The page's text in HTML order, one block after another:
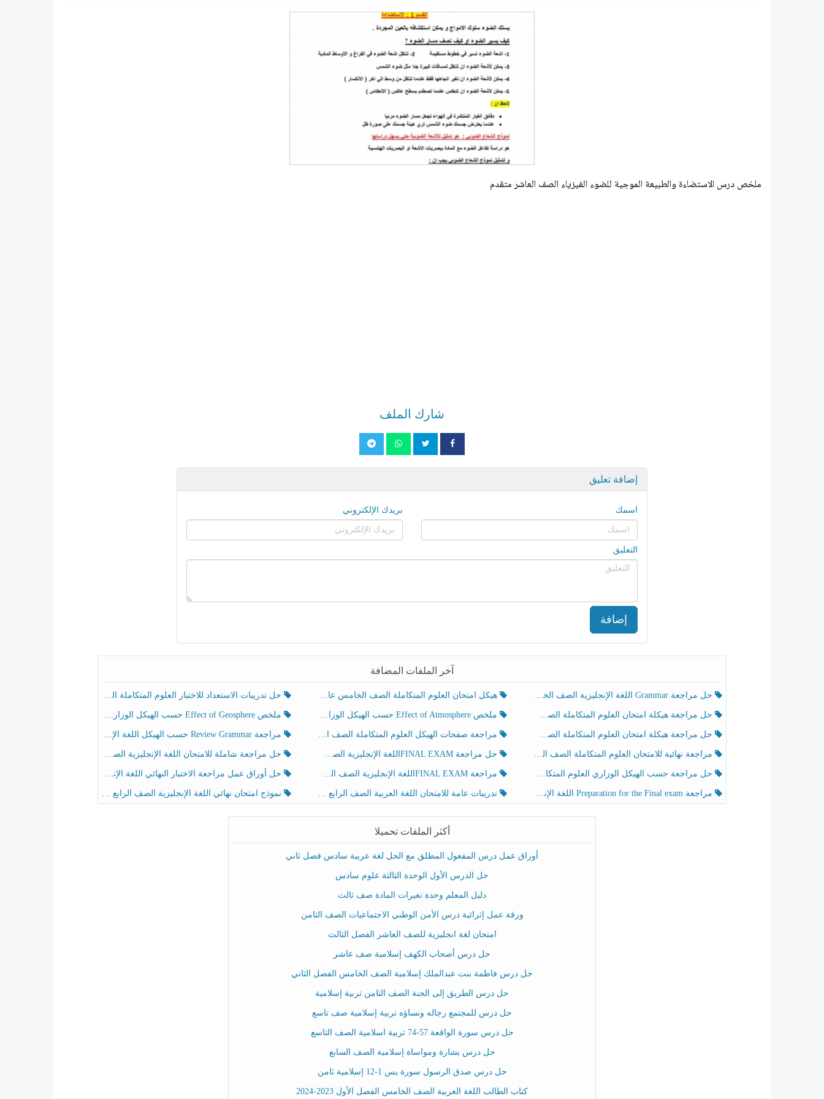
ملخص درس الاستضاءة والطبیعة الموجیة للضوء الفيزياء الصف العاشر متقدم
شارك الملف
إضافة تعليق
اسمك بريدك الإلكتروني
التعليق
إضافة
آخر الملفات المضافة
حل مراجعة Grammar اللغة الإنجليزية الصف الخامس الفصل الثالث هيكل امتحان العلوم المتكاملة الصف الخامس عام الفصل الدراسي الثالث 2025-2026 حل تدريبات الاستعداد للاختبار العلوم المتكاملة الصف الخامس عام الفصل الثالث
حل مراجعة هيكلة امتحان العلوم المتكاملة الصف الخامس انسبير الفصل الثالث ملخص Effect of Atmosphere حسب الهيكل الوزاري العلوم المتكاملة الصف الخامس انسبير الفصل الثالث ملخص Effect of Geosphere حسب الهيكل الوزاري العلوم المتكاملة الصف الخامس انسبير الفصل الثالث
حل مراجعة هيكلة امتحان العلوم المتكاملة الصف الخامس عام الفصل الثالث مراجعة صفحات الهيكل العلوم المتكاملة الصف الخامس انسبير الفصل الثالث مراجعة Review Grammar حسب الهيكل اللغة الإنجليزية الصف الخامس الفصل الثالث
مراجعة نهائية للامتحان العلوم المتكاملة الصف الخامس انسبير الفصل الثالث حل مراجعة FINAL EXAMاللغة الإنجليزية الصف الخامس الفصل الثالث حل مراجعة شاملة للامتحان اللغة الإنجليزية الصف الخامس الفصل الثالث
حل مراجعة حسب الهيكل الوزاري العلوم المتكاملة الصف الخامس عام الفصل الثالث مراجعة FINAL EXAMاللغة الإنجليزية الصف الخامس الفصل الثالث حل أوراق عمل مراجعة الاختبار النهائي اللغة الإنجليزية الصف الرابع الفصل الثالث
مراجعة Preparation for the Final exam اللغة الإنجليزية الصف الرابع الفصل الثالث تدريبات عامة للامتحان اللغة العربية الصف الرابع الفصل الثالث نموذج امتحان نهائي اللغة الإنجليزية الصف الرابع الفصل الثالث
أكثر الملفات تحميلا
أوراق عمل درس المفعول المطلق مع الحل لغة عربية سادس فصل ثاني
حل الدرس الأول الوحدة الثالثة علوم سادس
دليل المعلم وحدة تغيرات المادة صف ثالث
ورقة عمل إثرائية درس الأمن الوطني الاجتماعيات الصف الثامن
امتحان لغة انجليزية للصف العاشر الفصل الثالث
حل درس أصحاب الكهف إسلامية صف عاشر
حل درس فاطمة بنت عبدالملك إسلامية الصف الخامس الفصل الثاني
حل درس الطريق إلى الجنة الصف الثامن تربية إسلامية
حل درس للمجتمع رجاله ونساؤه تربية إسلامية صف تاسع
حل درس سورة الواقعة 57-74 تربية اسلامية الصف التاسع
حل درس بشارة ومواساة إسلامية الصف السابع
حل درس صدق الرسول سورة يس 1-12 إسلامية ثامن
كتاب الطالب اللغة العربية الصف الخامس الفصل الأول 2023-2024